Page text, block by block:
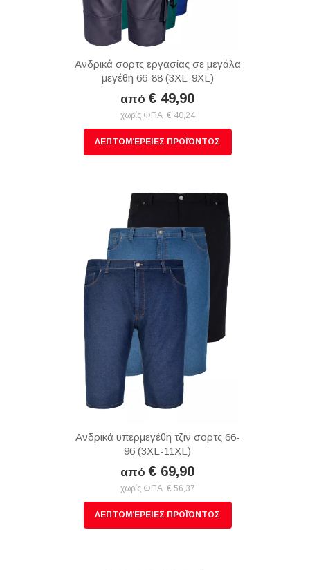
Ανδρικά σορτς εργασίας σε μεγάλα
μεγέθη 66-88 (3XL-9XL)
από € 49,90
χωρίς ΦΠΑ € 40,24
ΛΕΠΤΟΜΈΡΕΙΕΣ ΠΡΟΪΌΝΤΟΣ
Ανδρικά υπερμεγέθη τζιν σορτς 66-
96 (3XL-11XL)
από € 69,90
χωρίς ΦΠΑ € 56,37
ΛΕΠΤΟΜΈΡΕΙΕΣ ΠΡΟΪΌΝΤΟΣ